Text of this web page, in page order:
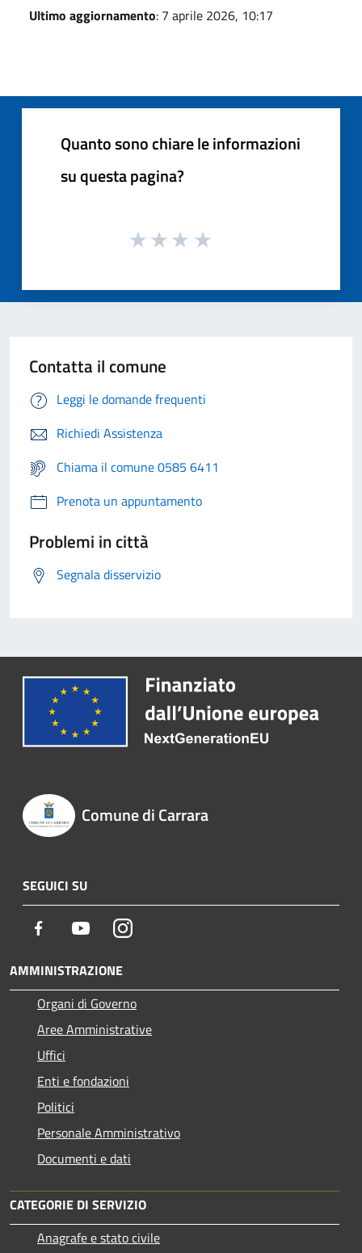
Ultimo aggiornamento: 7 aprile 2026, 10:17
Quanto sono chiare le informazioni
su questa pagina?
Contatta il comune
Leggi le domande frequenti
Richiedi Assistenza
Chiama il comune 0585 6411
Prenota un appuntamento
Problemi in città
Segnala disservizio
Comune di Carrara
SEGUICI SU
Facebook YoutubeInstagram
AMMINISTRAZIONE
Organi di Governo
Aree Amministrative
Uffici
Enti e fondazioni
Politici
Personale Amministrativo
Documenti e dati
CATEGORIE DI SERVIZIO
Anagrafe e stato civile